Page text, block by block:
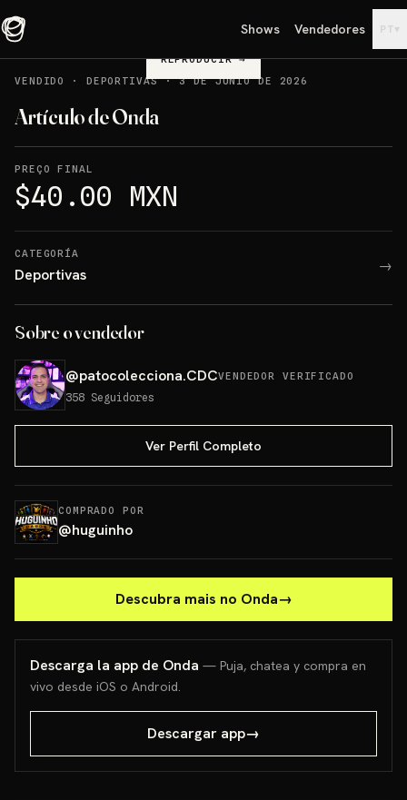
Shows Vendedores PT▾
REPRODUCIR→
VENDIDO
· DEPORTIVAS·3 DE JUNIO DE 2026
Artículo de Onda
PREÇO FINAL
$40.00 MXN
CATEGORÍA
Deportivas →
Sobre o vendedor
@patocolecciona.CDCVENDEDOR VERIFICADO
358 Seguidores
Ver Perfil Completo
COMPRADO POR
@huguinho
Descubra mais no Onda→
Descarga la app de Onda — Puja, chatea y compra en
vivo desde iOS o Android.
Descargar app→